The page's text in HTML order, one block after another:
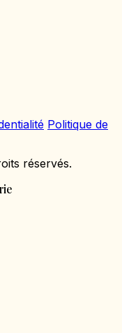
Politique de
réservés.